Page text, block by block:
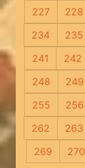
227
228
234
235
241
242
248
249
255
256
262
263
269
270